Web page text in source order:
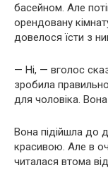
басейном. Але
орендовану
довелося їсти з
— Ні, — вголос
зробила
для чоловіка.
Вона підійшла до
красивою. Але в
читалася втома